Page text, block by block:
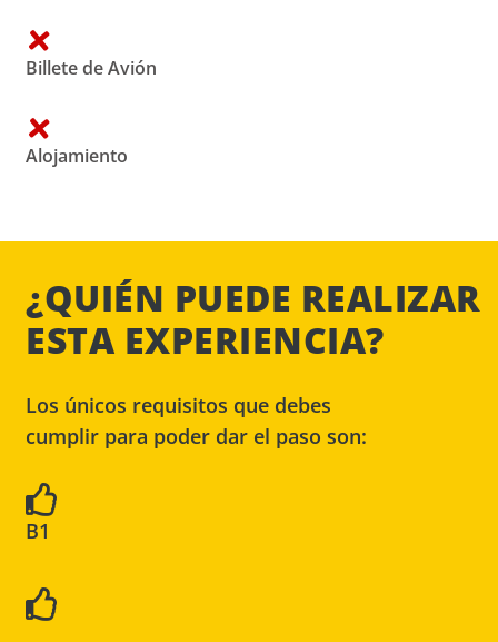
Billete de Avión
Alojamiento
¿QUIÉN PUEDE REALIZAR
ESTA EXPERIENCIA?
Los únicos requisitos que debes
cumplir para poder dar el paso son:
B1